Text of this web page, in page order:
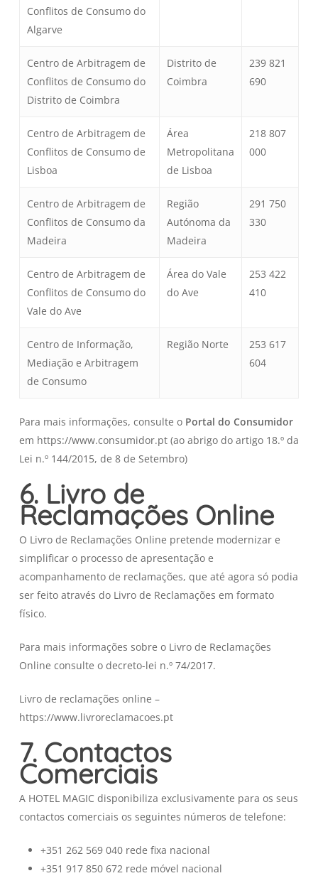
Conflitos de Consumo do
Algarve
Centro de Arbitragem de
Conflitos de Consumo do
Distrito de Coimbra
Distrito de
Coimbra
239 821
690
Centro de Arbitragem de
Conflitos de Consumo de
Lisboa
Área
Metropolitana
de Lisboa
218 807
000
Centro de Arbitragem de
Conflitos de Consumo da
Madeira
Região
Autónoma da
Madeira
291 750
330
Centro de Arbitragem de
Conflitos de Consumo do
Vale do Ave
Área do Vale
do Ave
253 422
410
Centro de Informação,
Mediação e Arbitragem
de Consumo
Região Norte
253 617
604
Para mais informações, consulte o Portal do Consumidor
em https://www.consumidor.pt (ao abrigo do artigo 18.º da
Lei n.º 144/2015, de 8 de Setembro)
6. Livro de
Reclamações Online
O Livro de Reclamações Online pretende modernizar e
simplificar o processo de apresentação e
acompanhamento de reclamações, que até agora só podia
ser feito através do Livro de Reclamações em formato
físico.
Para mais informações sobre o Livro de Reclamações
Online consulte o decreto-lei n.º 74/2017.
Livro de reclamações online –
https://www.livroreclamacoes.pt
7. Contactos
Comerciais
A HOTEL MAGIC disponibiliza exclusivamente para os seus
contactos comerciais os seguintes números de telefone:
+351 262 569 040 rede fixa nacional
+351 917 850 672 rede móvel nacional